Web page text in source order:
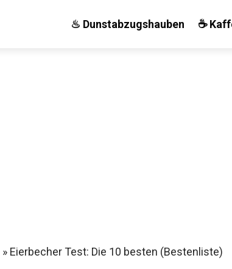
♨ Dunstabzugshauben ☕
» Eierbecher Test: Die 10 besten (Bestenliste)